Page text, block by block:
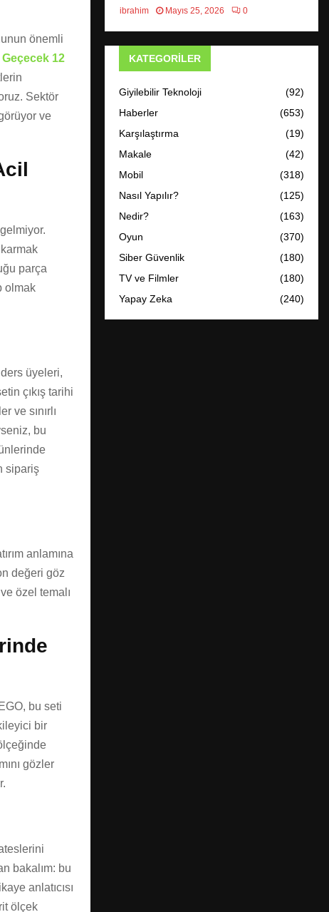
önemli
12
Sektör
ve
parça
olmak
üyeleri,
çıkış tarihi
ve sınırlı
bu
sipariş
anlamına
değeri göz
özel temalı
bu seti
bir
gözler
bakalım: bu
anlatıcısı
ölçek
ibrahim Mayıs 25, 2026 0
KATEGORILER
Giyilebilir Teknoloji
(92)
Haberler
(653)
Karşılaştırma
(19)
Makale
(42)
Mobil
(318)
Nasıl Yapılır?
(125)
Nedir?
(163)
Oyun
(370)
Siber Güvenlik
(180)
TV ve Filmler
(180)
Yapay Zeka
(240)